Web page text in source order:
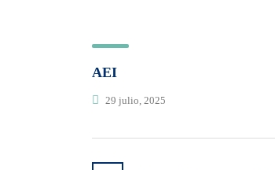
AEI
29 julio, 2025